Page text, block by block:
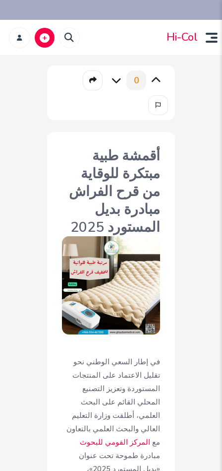
Hi-Col
0
أقمشة طبية
مبتكرة للوقاية
من قرح الفراش
مبادرة بديل
المستورد 2025
في إطار السعي الوطني نحو
تقليل الاعتماد على المنتجات
المستوردة وتعزيز التصنيع
المحلي القائم على البحث
العلمي، أطلقت وزارة التعليم
العالي والبحث العلمي بالتعاون
مع المركز القومي للبحوث
مبادرة طموحة تحت عنوان